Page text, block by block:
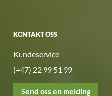
KONTAKT OSS
Kundeservice
(+47) 22 99 51 99
Send oss en melding